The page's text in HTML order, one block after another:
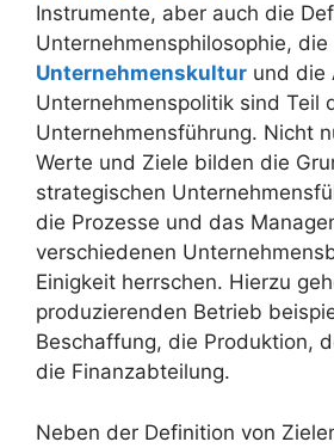
Instrumente, aber auch die
Unternehmensphilosophie,
Unternehmenskultur und die
Unternehmenspolitik sind Teil
Unternehmensführung. Nicht
Werte und Ziele bilden die
strategischen
die Prozesse und das
verschiedenen
Einigkeit herrschen. Hierzu
produzierenden Betrieb
Beschaffung, die Produktion,
die Finanzabteilung.
Neben der Definition von